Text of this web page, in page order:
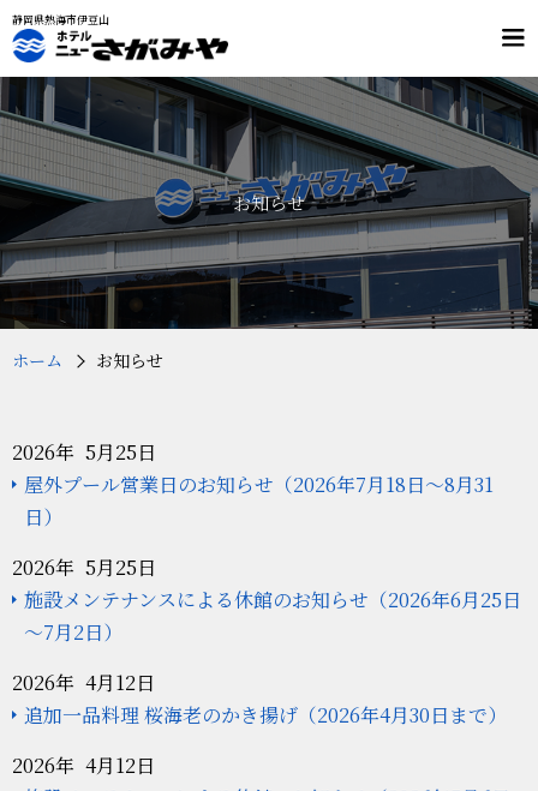
静岡県熱海市伊豆山
メ
ュ
ー
客室
温泉
施設案内
交通案内
プラン・予約
フリーダイヤル
0120-803-532
お知らせ
ホーム お知らせ
2026年 5月25日
屋外プール営業日のお知らせ（2026年7月18日～8月31
日）
2026年 5月25日
施設メンテナンスによる休館のお知らせ（2026年6月25日
～7月2日）
2026年 4月12日
追加一品料理 桜海老のかき揚げ（2026年4月30日まで）
2026年 4月12日